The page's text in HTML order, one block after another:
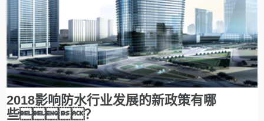
2018影响防水行业发展的新政策有哪
些？